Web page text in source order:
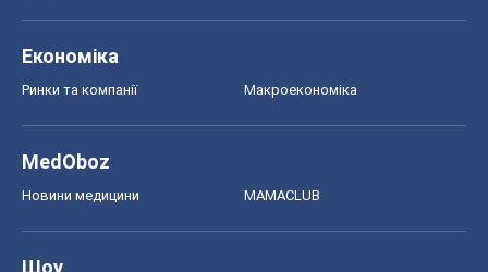
Економіка
Ринки та компанії Макроекономіка
MedOboz
Новини медицини MAMACLUB
Шоу